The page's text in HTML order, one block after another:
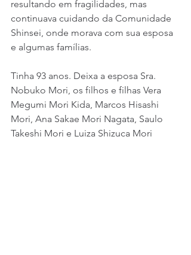
resultando em fragilidades, mas
continuava cuidando da Comunidade
Shinsei, onde morava com sua esposa
e algumas famílias.
Tinha 93 anos. Deixa a esposa Sra.
Nobuko Mori, os filhos e filhas Vera
Megumi Mori Kida, Marcos Hisashi
Mori, Ana Sakae Mori Nagata, Saulo
Takeshi Mori e Luiza Shizuca Mori